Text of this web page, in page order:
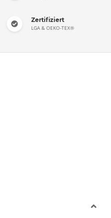
Zertifiziert
LGA & OEKO-TEX®